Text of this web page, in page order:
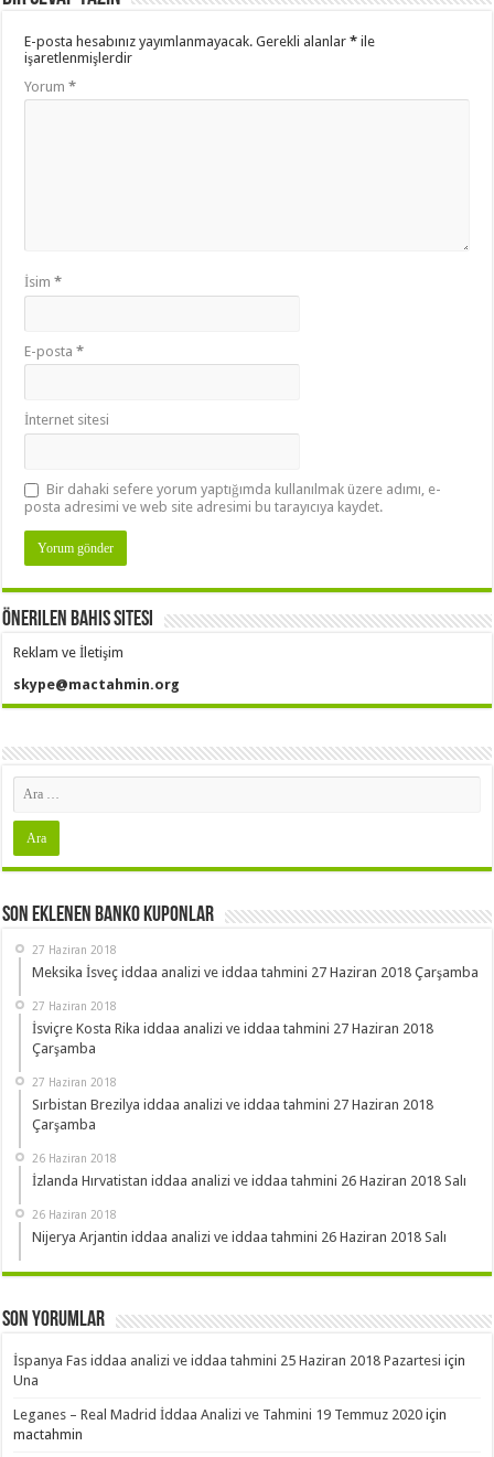
E-posta hesabınız yayımlanmayacak. Gerekli alanlar* ile
işaretlenmişlerdir
Yorum*
İsim*
E-posta*
İnternet sitesi
Bir dahaki sefere yorum yaptığımda kullanılmak üzere adımı, e-
posta adresimi ve web site adresimi bu tarayıcıya kaydet.
Önerilen Bahis Sitesi
Reklam ve İletişim
skype@mactahmin.org
Son Eklenen Banko Kuponlar
27 Haziran 2018
Meksika İsveç iddaa analizi ve iddaa tahmini 27 Haziran 2018 Çarşamba
27 Haziran 2018
İsviçre Kosta Rika iddaa analizi ve iddaa tahmini 27 Haziran 2018
Çarşamba
27 Haziran 2018
Sırbistan Brezilya iddaa analizi ve iddaa tahmini 27 Haziran 2018
Çarşamba
26 Haziran 2018
İzlanda Hırvatistan iddaa analizi ve iddaa tahmini 26 Haziran 2018 Salı
26 Haziran 2018
Nijerya Arjantin iddaa analizi ve iddaa tahmini 26 Haziran 2018 Salı
Son Yorumlar
İspanya Fas iddaa analizi ve iddaa tahmini 25 Haziran 2018 Pazartesi için
Una
Leganes – Real Madrid İddaa Analizi ve Tahmini 19 Temmuz 2020 için
mactahmin